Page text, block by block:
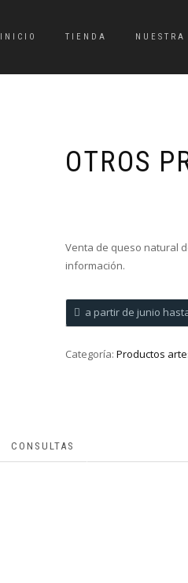
INICIO TIENDA
OTROS
Venta de queso natural
información.
a partir de junio
Categoría: Productos
CONSULTAS